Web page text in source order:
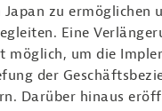
zu ermöglichen
Eine
möglich, um die
der
Darüber hinaus